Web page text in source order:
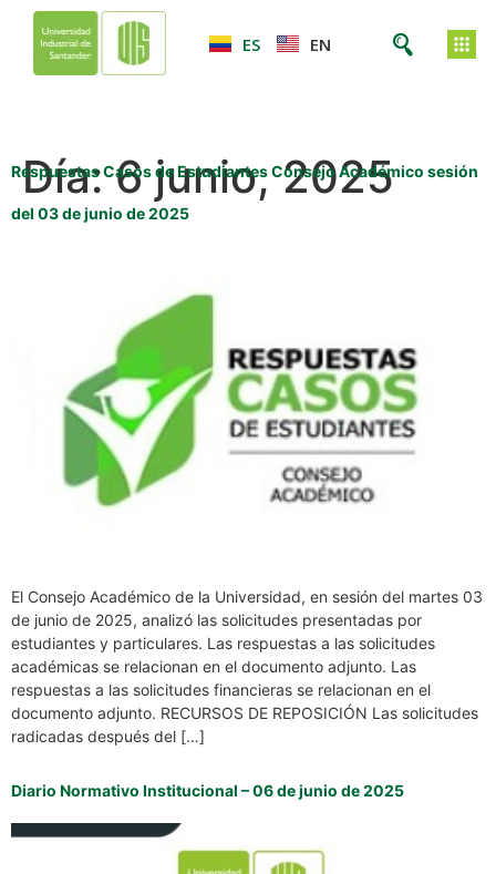
ES EN
Día:6 junio, 2025
Respuestas Casos de Estudiantes Consejo Académico sesión
del 03 de junio de 2025
El Consejo Académico de la Universidad, en sesión del martes 03
de junio de 2025, analizó las solicitudes presentadas por
estudiantes y particulares. Las respuestas a las solicitudes
académicas se relacionan en el documento adjunto. Las
respuestas a las solicitudes financieras se relacionan en el
documento adjunto. RECURSOS DE REPOSICIÓN Las solicitudes
radicadas después del […]
Diario Normativo Institucional – 06 de junio de 2025